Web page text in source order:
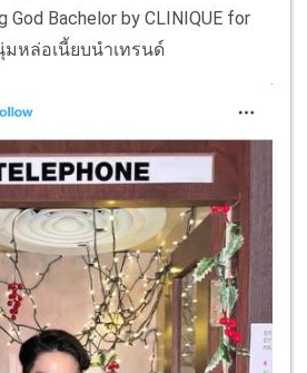
God Bachelor by CLINIQUE for
หล่อเนี้ยบนำเทรนด์